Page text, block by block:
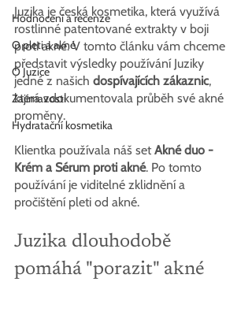
Hodnocení a recenze
O pleti a akné
O Juzice
Zajímavosti
Hydratační kosmetika
Juzika je česká kosmetika, která využívá
rostlinné patentované extrakty v boji
proti akné. V tomto článku vám chceme
představit výsledky používání Juziky
jedné z našich dospívajících zákaznic,
která zdokumentovala průběh své akné
proměny.
Klientka používala náš set Akné duo -
Krém a Sérum proti akné. Po tomto
používání je viditelné zklidnění a
pročištění pleti od akné.
Juzika dlouhodobě
pomáhá "porazit" akné